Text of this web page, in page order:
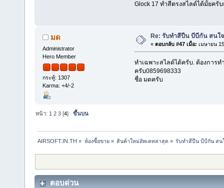
Glock 17 ทำสีตรงสไลด์ได้มั้ยครั
มด
Administrator
Hero Member
กระทู้: 1307
Karma: +4/-2
Re: รับทำสีปืน บีบีกัน สนใ
« ตอบกลับ #47 เมื่อ: เมษายน
ทำเฉพาะสไลด์ได้ครับ. ต้องการ
ครับ0859698333
ชื่อ มดครับ
หน้า: 1 2 3 [4]ขึ้นบน
AIRSOFT.IN.TH » ห้องซื้อขาย» สินค้าใหม่อัพเดทล่าสุด » รับทำสีปืน บีบีกัน สน
ตอบด่วน